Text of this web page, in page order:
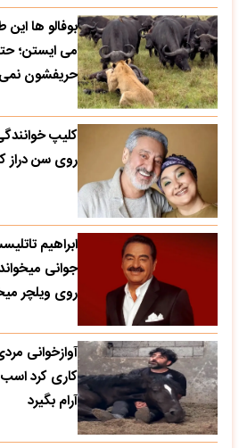
بوفالو ها
می‌ ایستن؛
حریفشون
روی سن دراز
ابراهیم
روی ویلچر
آوازخوانی
کاری کرد
آرام بگیرد